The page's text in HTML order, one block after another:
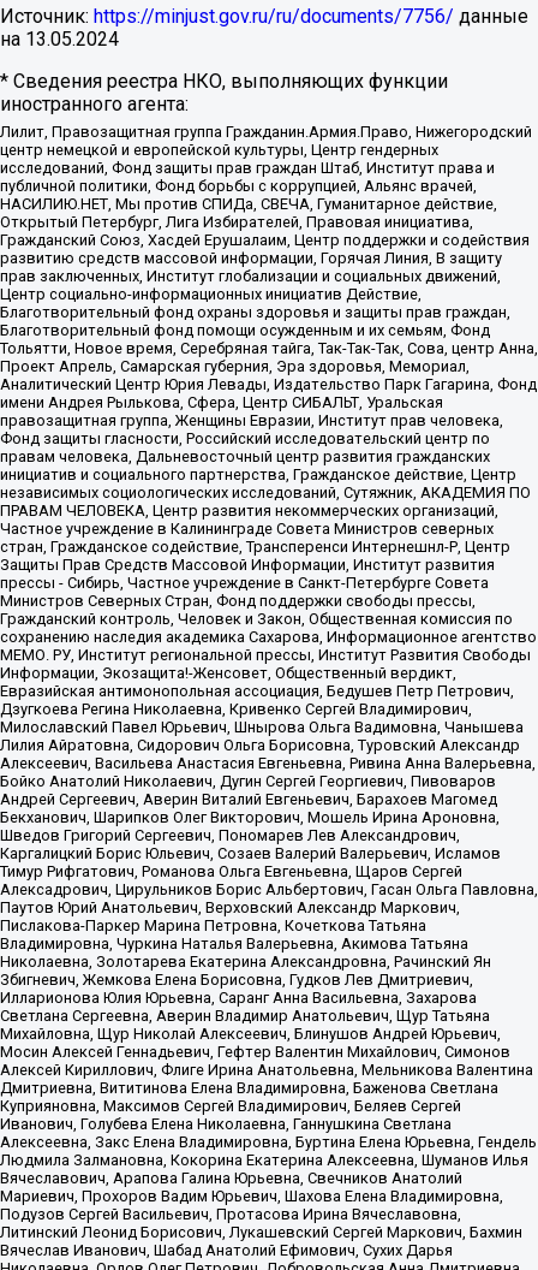
Источник: https://minjust.gov.ru/ru/documents/7756/ данные
на 13.05.2024
* Сведения реестра НКО, выполняющих функции
иностранного агента:
Лилит, Правозащитная группа Гражданин.Армия.Право, Нижегородский
центр немецкой и европейской культуры, Центр гендерных
исследований, Фонд защиты прав граждан Штаб, Институт права и
публичной политики, Фонд борьбы с коррупцией, Альянс врачей,
НАСИЛИЮ.НЕТ, Мы против СПИДа, СВЕЧА, Гуманитарное действие,
Открытый Петербург, Лига Избирателей, Правовая инициатива,
Гражданский Союз, Хасдей Ерушалаим, Центр поддержки и содействия
развитию средств массовой информации, Горячая Линия, В защиту
прав заключенных, Институт глобализации и социальных движений,
Центр социально-информационных инициатив Действие,
Благотворительный фонд охраны здоровья и защиты прав граждан,
Благотворительный фонд помощи осужденным и их семьям, Фонд
Тольятти, Новое время, Серебряная тайга, Так-Так-Так, Сова, центр Анна,
Проект Апрель, Самарская губерния, Эра здоровья, Мемориал,
Аналитический Центр Юрия Левады, Издательство Парк Гагарина, Фонд
имени Андрея Рылькова, Сфера, Центр СИБАЛЬТ, Уральская
правозащитная группа, Женщины Евразии, Институт прав человека,
Фонд защиты гласности, Российский исследовательский центр по
правам человека, Дальневосточный центр развития гражданских
инициатив и социального партнерства, Гражданское действие, Центр
независимых социологических исследований, Сутяжник, АКАДЕМИЯ ПО
ПРАВАМ ЧЕЛОВЕКА, Центр развития некоммерческих организаций,
Частное учреждение в Калининграде Совета Министров северных
стран, Гражданское содействие, Трансперенси Интернешнл-Р, Центр
Защиты Прав Средств Массовой Информации, Институт развития
прессы - Сибирь, Частное учреждение в Санкт-Петербурге Совета
Министров Северных Стран, Фонд поддержки свободы прессы,
Гражданский контроль, Человек и Закон, Общественная комиссия по
сохранению наследия академика Сахарова, Информационное агентство
МЕМО. РУ, Институт региональной прессы, Институт Развития Свободы
Информации, Экозащита!-Женсовет, Общественный вердикт,
Евразийская антимонопольная ассоциация, Бедушев Петр Петрович,
Дзугкоева Регина Николаевна, Кривенко Сергей Владимирович,
Милославский Павел Юрьевич, Шнырова Ольга Вадимовна, Чанышева
Лилия Айратовна, Сидорович Ольга Борисовна, Туровский Александр
Алексеевич, Васильева Анастасия Евгеньевна, Ривина Анна Валерьевна,
Бойко Анатолий Николаевич, Дугин Сергей Георгиевич, Пивоваров
Андрей Сергеевич, Аверин Виталий Евгеньевич, Барахоев Магомед
Бекханович, Шарипков Олег Викторович, Мошель Ирина Ароновна,
Шведов Григорий Сергеевич, Пономарев Лев Александрович,
Каргалицкий Борис Юльевич, Созаев Валерий Валерьевич, Исламов
Тимур Рифгатович, Романова Ольга Евгеньевна, Щаров Сергей
Алексадрович, Цирульников Борис Альбертович, Гасан Ольга Павловна,
Паутов Юрий Анатольевич, Верховский Александр Маркович,
Пислакова-Паркер Марина Петровна, Кочеткова Татьяна
Владимировна, Чуркина Наталья Валерьевна, Акимова Татьяна
Николаевна, Золотарева Екатерина Александровна, Рачинский Ян
Збигневич, Жемкова Елена Борисовна, Гудков Лев Дмитриевич,
Илларионова Юлия Юрьевна, Саранг Анна Васильевна, Захарова
Светлана Сергеевна, Аверин Владимир Анатольевич, Щур Татьяна
Михайловна, Щур Николай Алексеевич, Блинушов Андрей Юрьевич,
Мосин Алексей Геннадьевич, Гефтер Валентин Михайлович, Симонов
Алексей Кириллович, Флиге Ирина Анатольевна, Мельникова Валентина
Дмитриевна, Вититинова Елена Владимировна, Баженова Светлана
Куприяновна, Максимов Сергей Владимирович, Беляев Сергей
Иванович, Голубева Елена Николаевна, Ганнушкина Светлана
Алексеевна, Закс Елена Владимировна, Буртина Елена Юрьевна, Гендель
Людмила Залмановна, Кокорина Екатерина Алексеевна, Шуманов Илья
Вячеславович, Арапова Галина Юрьевна, Свечников Анатолий
Мариевич, Прохоров Вадим Юрьевич, Шахова Елена Владимировна,
Подузов Сергей Васильевич, Протасова Ирина Вячеславовна,
Литинский Леонид Борисович, Лукашевский Сергей Маркович, Бахмин
Вячеслав Иванович, Шабад Анатолий Ефимович, Сухих Дарья